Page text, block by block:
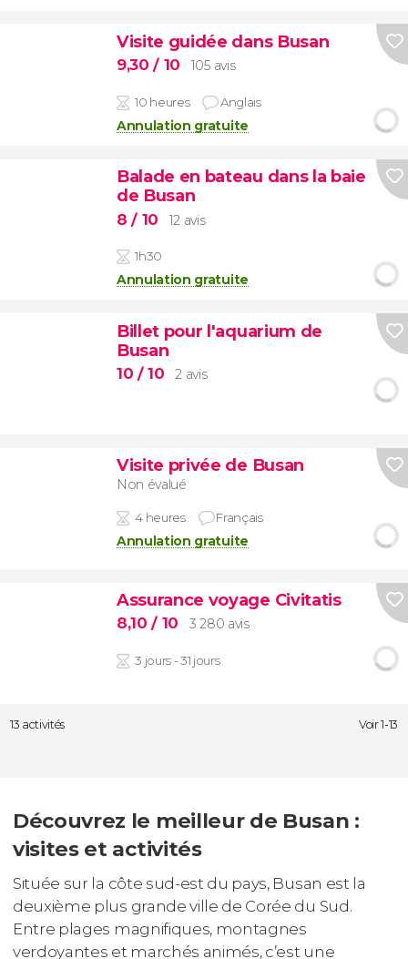
Visite guidée dans Busan
9,30/ 10 105 avis
10 heures Anglais
Annulation gratuite
Balade en bateau dans la baie
de Busan
8/ 10 12 avis
1h30
Annulation gratuite
Billet pour l'aquarium de
Busan
10 / 10 2 avis
Visite privée de Busan
Non évalué
4 heures Français
Annulation gratuite
Assurance voyage Civitatis
8,10/ 10 3 280 avis
3 jours - 31 jours
13 activités Voir 1-13
Découvrez le meilleur de Busan :
visites et activités
Située sur la côte sud-est du pays, Busan est la
deuxième plus grande ville de Corée du Sud.
Entre plages magnifiques, montagnes
verdoyantes et marchés animés, c’est une